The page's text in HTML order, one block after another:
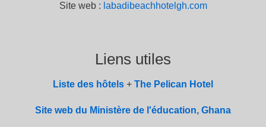
Site web : labadibeachhotelgh.com
Liens utiles
Liste des hôtels + The Pelican Hotel
Site web du Ministère de l'éducation, Ghana